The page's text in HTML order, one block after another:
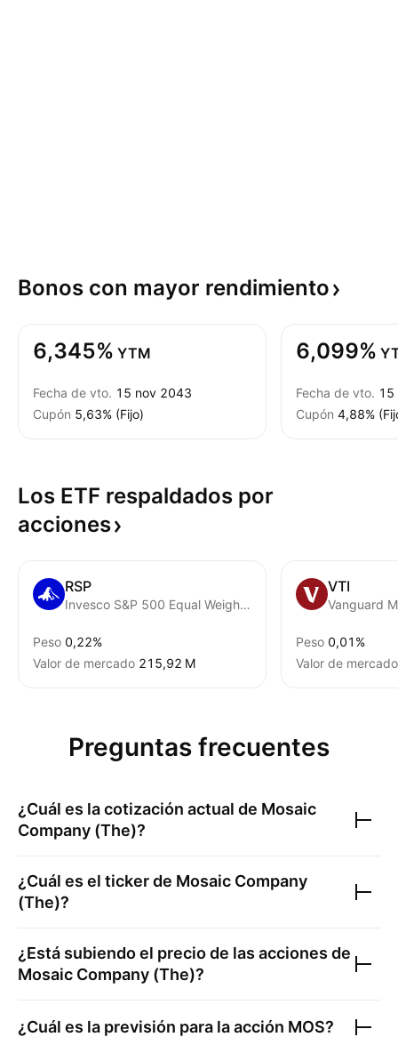
Bonos con mayor rendimiento
6,345% YTM
Fecha de vto. 15 nov 2043
Cupón 5,63% (Fijo)
6,099%
Fecha de vto. 15
Cupón 4,88%
Los ETF respaldados por
acciones
RSP
Invesco S&P 500 Equal Weight ETF
Peso 0,22%
Valor de mercado ‪215,92 M‬
VTI
Peso 0,01%
Valor de mercado
Preguntas frecuentes
¿Cuál es la cotización actual de Mosaic
Company (The)?
¿Cuál es el ticker de Mosaic Company
(The)?
¿Está subiendo el precio de las acciones de
Mosaic Company (The)?
¿Cuál es la previsión para la acción MOS?